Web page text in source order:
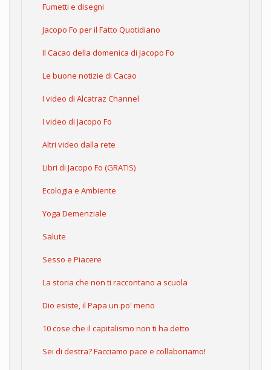
Fumetti e disegni
Jacopo Fo per il Fatto Quotidiano
Il Cacao della domenica di Jacopo Fo
Le buone notizie di Cacao
I video di Alcatraz Channel
I video di Jacopo Fo
Altri video dalla rete
Libri di Jacopo Fo (GRATIS)
Ecologia e Ambiente
Yoga Demenziale
Salute
Sesso e Piacere
La storia che non ti raccontano a scuola
Dio esiste, il Papa un po' meno
10 cose che il capitalismo non ti ha detto
Sei di destra? Facciamo pace e collaboriamo!